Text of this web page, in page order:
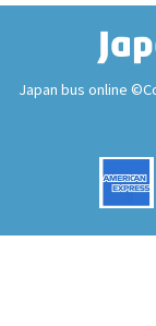
Japan bus online